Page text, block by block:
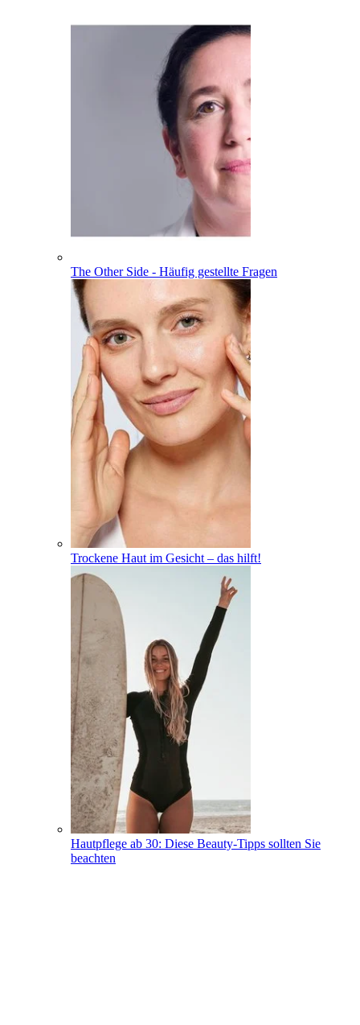
The Other Side - Häufig gestellte Fragen
Trockene Haut im Gesicht – das hilft!
Hautpflege ab 30: Diese Beauty-Tipps sollten Sie
beachten